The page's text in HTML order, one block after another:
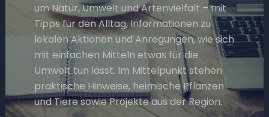
um Natur, Umwelt und Artenvielfalt – mit
Tipps für den Alltag, Informationen zu
lokalen Aktionen und Anregungen, wie sich
mit einfachen Mitteln etwas für die
Umwelt tun lässt. Im Mittelpunkt stehen
praktische Hinweise, heimische Pflanzen
und Tiere sowie Projekte aus der Region.